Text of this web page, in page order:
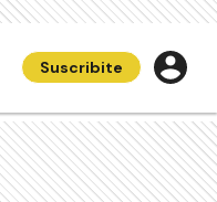
Suscribite